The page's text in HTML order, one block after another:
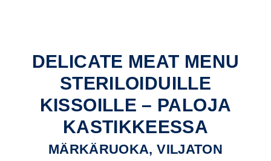
DELICATE MEAT MENU
STERILOIDUILLE
KISSOILLE – PALOJA
KASTIKKEESSA
MÄRKÄRUOKA, VILJATON